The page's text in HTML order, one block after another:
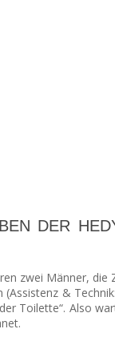
DER
zwei Männer, die
(Assistenz &
Toilette“. Also